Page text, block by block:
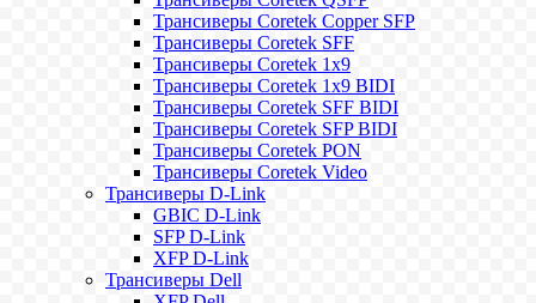
Трансиверы Coretek Copper SFP
Трансиверы Coretek SFF
Трансиверы Coretek 1x9
Трансиверы Coretek 1x9 BIDI
Трансиверы Coretek SFF BIDI
Трансиверы Coretek SFP BIDI
Трансиверы Coretek PON
Трансиверы Coretek Video
Трансиверы D-Link
GBIC D-Link
SFP D-Link
XFP D-Link
Трансиверы Dell